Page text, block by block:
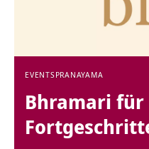
EVENTSPRANAYAMA
Bhramari für